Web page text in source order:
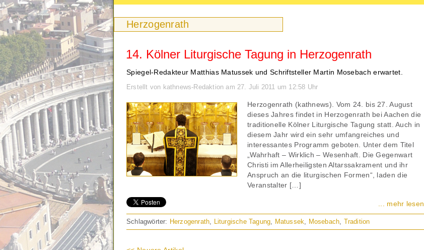
Herzogenrath
14. Kölner Liturgische Tagung in Herzogenrath
Spiegel-Redakteur Matthias Matussek und Schriftsteller Martin Mosebach erwartet.
Erstellt von kathnews-Redaktion am 27. Juli 2011 um 12:58 Uhr
Herzogenrath (kathnews). Vom 24. bis 27. August
dieses Jahres findet in Herzogenrath bei Aachen die
traditionelle Kölner Liturgische Tagung statt. Auch in
diesem Jahr wird ein sehr umfangreiches und
interessantes Programm geboten. Unter dem Titel
„Wahrhaft – Wirklich – Wesenhaft. Die Gegenwart
Christi im Allerheiligsten Altarssakrament und ihr
Anspruch an die liturgischen Formen“, laden die
Veranstalter […]
... mehr lesen
Schlagwörter: Herzogenrath, Liturgische Tagung, Matussek, Mosebach, Tradition